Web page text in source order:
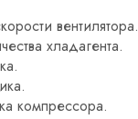
вентилятора.
хладагента.
компрессора.